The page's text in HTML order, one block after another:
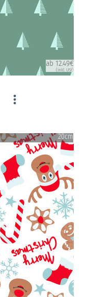
ab 12.49€
(inkl. USt)
20cm